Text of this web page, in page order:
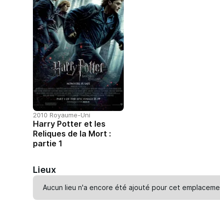
2010 Royaume-Uni
Harry Potter et les
Reliques de la Mort :
partie 1
Lieux
Aucun lieu n'a encore été ajouté pour cet